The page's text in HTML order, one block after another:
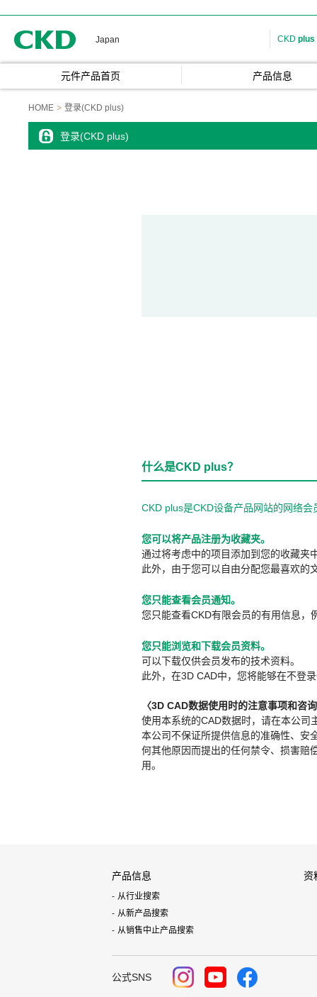
Japan CKD plus
元件产品首页 产品信息
HOME 登录(CKD plus)
登录(CKD plus)
什么是CKD plus？
CKD plus是CKD设备产品网站的网络
您可以将产品注册为收藏夹。
通过将考虑中的项目添加到您的收藏夹
此外，由于您可以自由分配您最喜欢的
您只能查看会员通知。
您只能查看CKD有限会员的有用信息，
您只能浏览和下载会员资料。
可以下载仅供会员发布的技术资料。
此外，在3D CAD中，您将能够在不登
〈3D CAD数据使用时的注意事项和咨
使用本系统的CAD数据时，请在本公司
本公司不保证所提供信息的准确性、安
何其他原因而提出的任何禁令、损害赔
用。
产品信息
从行业搜索
从新产品搜索
从销售中止产品搜索
资
公式SNS